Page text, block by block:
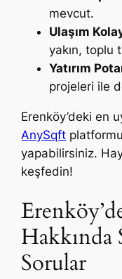
mevcut.
Ulaşım
yakın, toplu
Yatırım
projeleri ile
Erenköy’deki en
AnySqft
yapabilirsiniz.
keşfedin!
Hakkında
Sorular